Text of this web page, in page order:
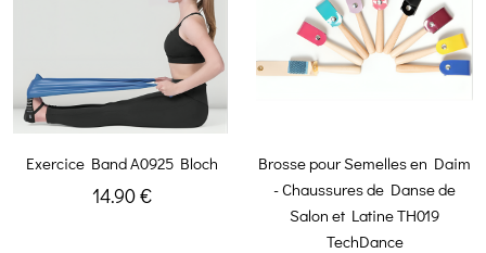
Exercice Band A0925 Bloch
14.90 €
Brosse pour Semelles en Daim
- Chaussures de Danse de
Salon et Latine TH019
TechDance